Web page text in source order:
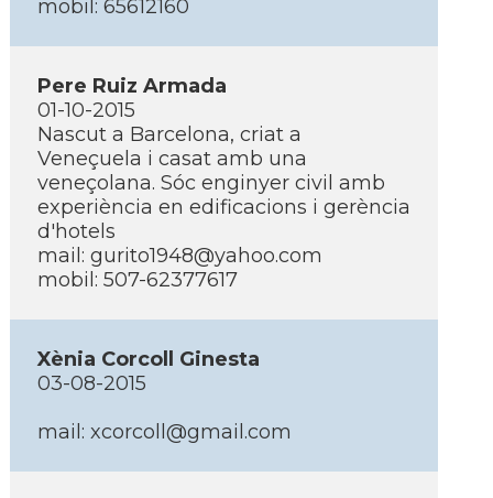
mobil: 65612160
Pere Ruiz Armada
01-10-2015
Nascut a Barcelona, criat a
Veneçuela i casat amb una
veneçolana. Sóc enginyer civil amb
experiència en edificacions i gerència
d'hotels
mail: gurito1948@yahoo.com
mobil: 507-62377617
Xènia Corcoll Ginesta
03-08-2015
mail: xcorcoll@gmail.com